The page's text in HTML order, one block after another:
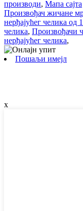
производи, Мапа сајта
Произвођач жичане
нерђајућег челика од
челика, Произвођачи
нерђајућег челика,
Пошаљи имејл
x